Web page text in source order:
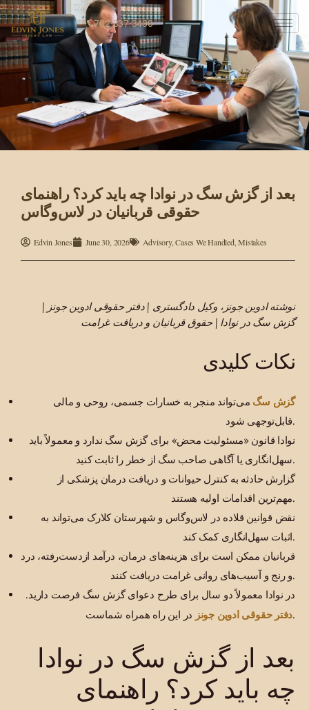
702-337-3430
بعد از گزش سگ در نوادا چه باید کرد؟ راهنمای
حقوقی قربانیان در لاس‌وگاس
Edvin Jones June 30, 2026 Advisory,Cases We Handled ,Mistakes
گزش سگ در نوادا | حقوق قربانیان و دریافت غرامت
نکات کلیدی
گزش سگ می‌تواند منجر به خسارات جسمی، روحی و مالی
قابل‌توجهی شود.
نوادا قانون «مسئولیت محض» برای گزش سگ ندارد و معمولاً باید
سهل‌انگاری یا آگاهی صاحب سگ از خطر را ثابت کنید.
گزارش حادثه به کنترل حیوانات و دریافت درمان پزشکی از
مهم‌ترین اقدامات اولیه هستند.
نقض قوانین قلاده در لاس‌وگاس و شهرستان کلارک می‌تواند به
اثبات سهل‌انگاری کمک کند.
قربانیان ممکن است برای هزینه‌های درمان، درآمد ازدست‌رفته، درد
و رنج و آسیب‌های روانی غرامت دریافت کنند.
در نوادا معمولاً دو سال برای طرح دعوای گزش سگ فرصت دارید.
دفتر حقوقی ادوین جونزدر این راه همراه شماست.
بعد از گزش سگ در نوادا
چه باید کرد؟ راهنمای